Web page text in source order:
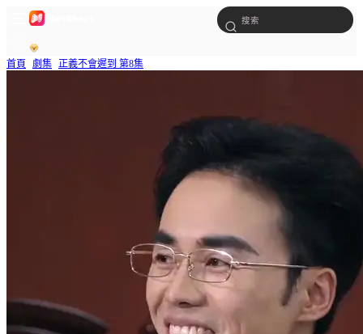
首頁 劇集 正義不會遲到 第8集